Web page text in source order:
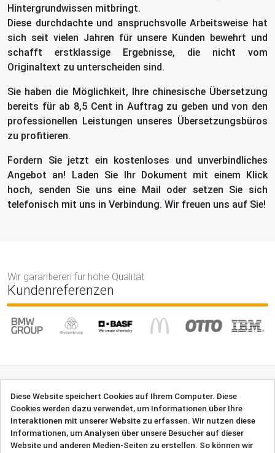
Diese Website speichert Cookies auf Ihrem Computer. Diese
Cookies werden dazu verwendet, um Informationen über Ihre
Interaktionen mit unserer Website zu erfassen. Wir nutzen diese
Informationen, um Analysen über unsere Besucher auf dieser
Website und anderen Medien-Seiten zu erstellen. So können wir
Hintergrundwissen mitbringt.
Diese durchdachte und anspruchsvolle Arbeitsweise hat
sich seit vielen Jahren für unsere Kunden bewehrt und
schafft erstklassige Ergebnisse, die nicht vom
Originaltext zu unterscheiden sind.
Sie haben die Möglichkeit, Ihre chinesische Übersetzung
bereits für ab 8,5 Cent in Auftrag zu geben und von den
professionellen Leistungen unseres Übersetzungsbüros
zu profitieren.
Fordern Sie jetzt ein kostenloses und unverbindliches
Angebot an! Laden Sie Ihr Dokument mit einem Klick
hoch, senden Sie uns eine Mail oder setzen Sie sich
telefonisch mit uns in Verbindung. Wir freuen uns auf Sie!
Wir garantieren für hohe Qualität
Kundenreferenzen
Unsere Kontaktinformationen
Uebersetzungsbuero.de | Max Grauert GmbH
Schloßstraße 7, 21465 Reinbek, Deutschland